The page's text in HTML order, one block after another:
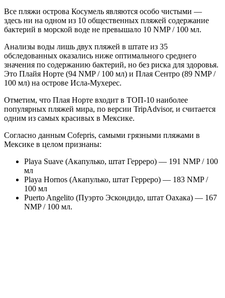
Все пляжи острова Косумель являются особо чистыми —
здесь ни на одном из 10 общественных пляжей содержание
бактерий в морской воде не превышало 10 NMP / 100 мл.
Анализы воды лишь двух пляжей в штате из 35
обследованных оказались ниже оптимального среднего
значения по содержанию бактерий, но без риска для здоровья.
Это Плайя Норте (94 NMP / 100 мл) и Плая Сентро (89 NMP /
100 мл) на острове Исла-Мухерес.
Отметим, что Плая Норте входит в ТОП-10 наиболее
популярных пляжей мира, по версии TripAdvisor, и считается
одним из самых красивых в Мексике.
Согласно данным Cofepris, самыми грязными пляжами в
Мексике в целом признаны:
Playa Suave (Акапулько, штат Герреро) — 191 NMP / 100
мл
Playa Hornos (Акапулько, штат Герреро) — 183 NMP /
100 мл
Puerto Angelito (Пуэрто Эскондидо, штат Оахака) — 167
NMP / 100 мл.